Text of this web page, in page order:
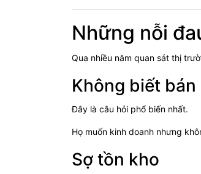
Những nỗi
Qua nhiều năm quan sát thị
Không biết bán
Đây là câu hỏi phổ biến nhất.
Họ muốn kinh doanh nhưng
Sợ tồn kho